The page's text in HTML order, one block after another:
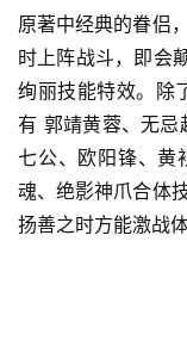
7
月
3
日
原著中经典的眷侣
时上阵战斗，即会
绚丽技能特效。除
有 郭靖黄蓉、无忌
七公、欧阳锋、黄
魂、绝影神爪合体
扬善之时方能激战体